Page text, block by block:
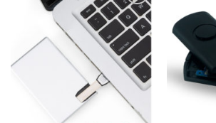
Adicionar
aos meus
desejos